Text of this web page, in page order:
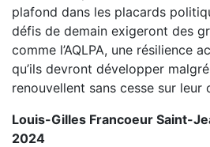
plafond dans les placards
défis de demain exigeront des
comme l’AQLPA, une résilience
qu’ils devront développer
renouvellent sans cesse sur leur
Louis-Gilles Francoeur Saint-
2024